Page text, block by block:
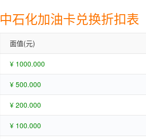
中石化加油卡兑换折扣表
面值(元)
¥ 1000.000
¥ 500.000
¥ 200.000
¥ 100.000